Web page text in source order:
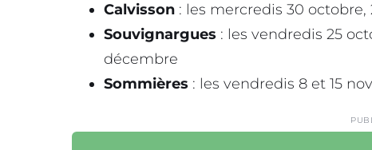
Calvisson : les mercredis 30 octobre,
Souvignargues : les vendredis 25
décembre
Sommières : les vendredis 8 et 15